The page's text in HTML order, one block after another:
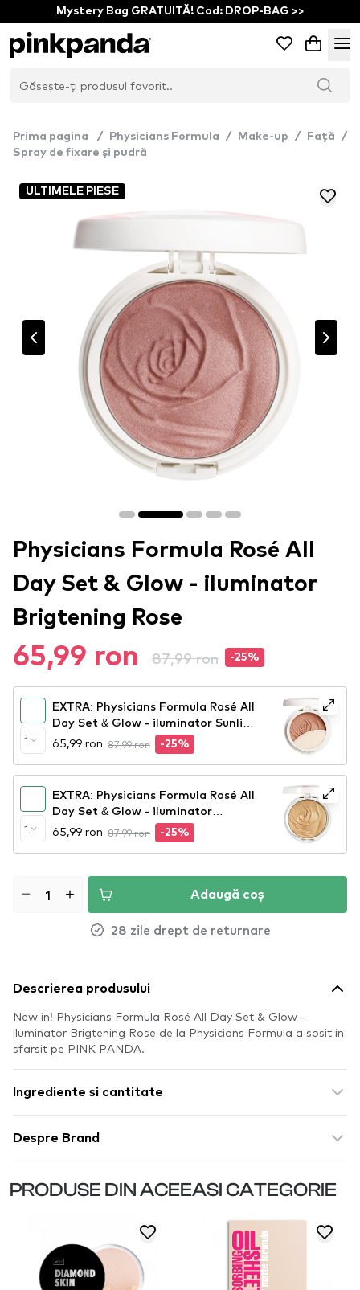
Mystery Bag GRATUITĂ! Cod: DROP-BAG >>
Prima pagina / Physicians Formula / Make-up / Față
/
Spray de fixare și pudră
ULTIMELE PIESE
Physicians Formula Rosé All
Day Set & Glow - iluminator
Brigtening Rose
65,99 ron 87,99 ron -25%
1
EXTRA: Physicians Formula Rosé All
Day Set & Glow - iluminator Sunlit
Glow
65,99 ron 87,99 ron -25%
1
EXTRA: Physicians Formula Rosé All
Day Set & Glow - iluminator
Freshly Picked
65,99 ron 87,99 ron -25%
Adaugă coș
28 zile drept de returnare
Descrierea produsului
New in! Physicians Formula Rosé All Day Set & Glow -
iluminator Brigtening Rose de la Physicians Formula a sosit in
sfarsit pe PINK PANDA.
Ingrediente si cantitate
Despre Brand
PRODUSE DIN ACEEASI CATEGORIE